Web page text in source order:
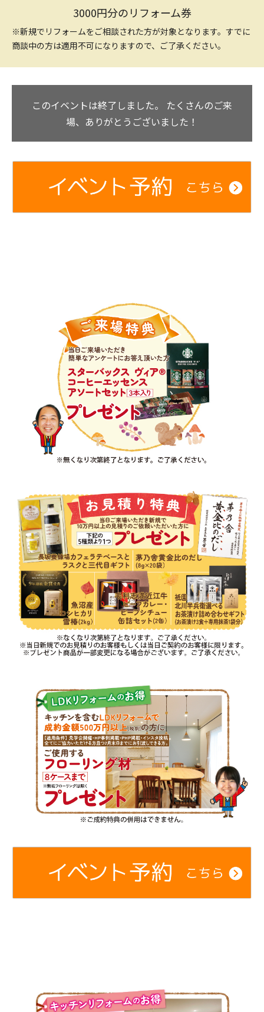
3000円分のリフォーム券
※新規でリフォームをご相談された方が対象となります。すでに
商談中の方は適用不可になりますので、ご了承ください。
このイベントは終了しました。 たくさんのご来
場、ありがとうございました！